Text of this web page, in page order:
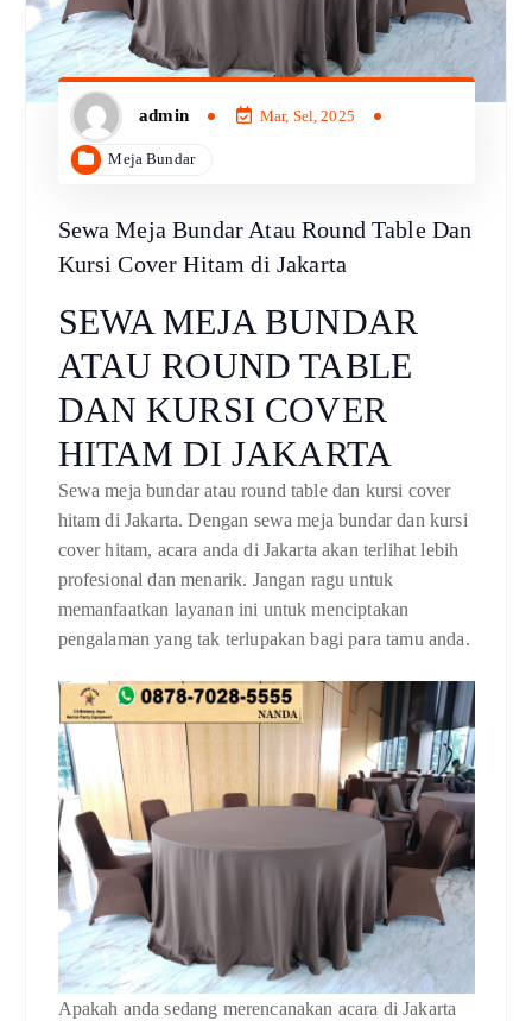
admin Mar, Sel, 2025
Meja Bundar
Sewa Meja Bundar Atau Round Table Dan
Kursi Cover Hitam di Jakarta
SEWA MEJA BUNDAR
ATAU ROUND TABLE
DAN KURSI COVER
HITAM DI JAKARTA
Sewa meja bundar atau round table dan kursi cover
hitam di Jakarta. Dengan sewa meja bundar dan kursi
cover hitam, acara anda di Jakarta akan terlihat lebih
profesional dan menarik. Jangan ragu untuk
memanfaatkan layanan ini untuk menciptakan
pengalaman yang tak terlupakan bagi para tamu anda.
Apakah anda sedang merencanakan acara di Jakarta